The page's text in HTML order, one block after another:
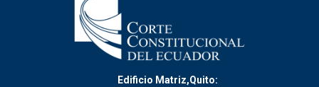
Edificio Matriz,Quito: